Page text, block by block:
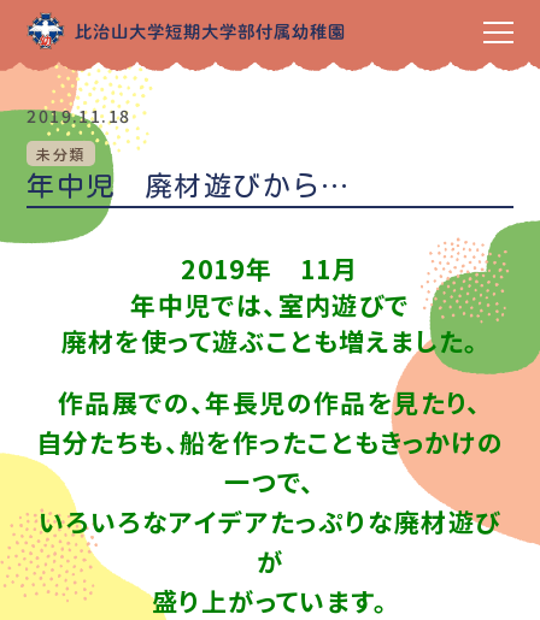
2019.11.18
未分類
年中児 廃材遊びから…
2019年 11月
年中児では、室内遊びで
廃材を使って遊ぶことも増えました。
作品展での、年長児の作品を見たり、
自分たちも、船を作ったこともきっかけの
一つで、
いろいろなアイデアたっぷりな廃材遊び
が
盛り上がっています。